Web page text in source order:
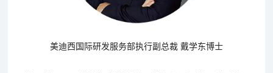
美迪西国际研发服务部执行副总裁 戴学东博士